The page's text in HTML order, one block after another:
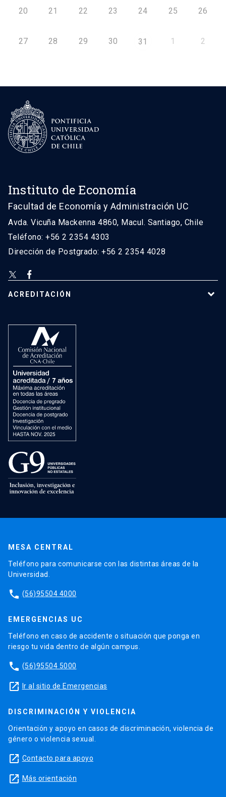
20 21 22 23 24 25 26
27 28 29 30 31 1 2
Instituto de Economía
Facultad de Economía y Administración UC
Avda. Vicuña Mackenna 4860, Macul. Santiago, Chile
Teléfono: +56 2 2354 4303
Dirección de Postgrado: +56 2 2354 4028
ACREDITACIÓN
MESA CENTRAL
Teléfono para comunicarse con las distintas áreas de la
Universidad.
phone (56)95504 4000
EMERGENCIAS UC
Teléfono en caso de accidente o situación que ponga en
riesgo tu vida dentro de algún campus.
phone (56)95504 5000
launch Ir al sitio de Emergencias
DISCRIMINACIÓN Y VIOLENCIA
Orientación y apoyo en casos de discriminación, violencia de
género o violencia sexual.
launch Contacto para apoyo
launch Más orientación